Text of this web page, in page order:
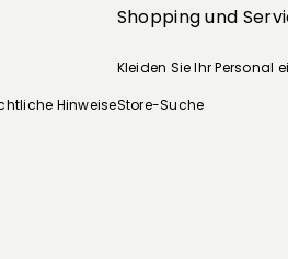
Hinweise
Shopping und
Kleiden Sie Ihr Personal
Store-Suche